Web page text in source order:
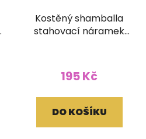
Kostěný shamballa
stahovací náramek
195 Kč
DO KOŠÍKU